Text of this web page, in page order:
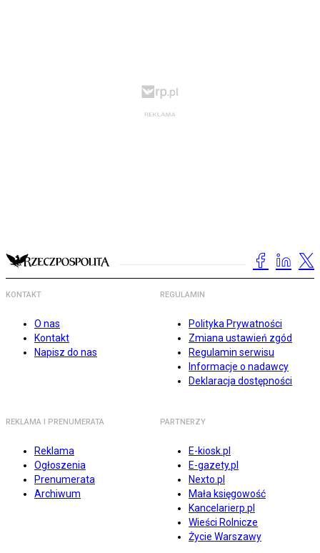
KONTAKT
O nas
Kontakt
Napisz do nas
REGULAMIN
Polityka Prywatności
Zmiana ustawień zgód
Regulamin serwisu
Informacje o nadawcy
Deklaracja dostępności
REKLAMA I PRENUMERATA
Reklama
Ogłoszenia
Prenumerata
Archiwum
PARTNERZY
E-kiosk.pl
E-gazety.pl
Nexto.pl
Mała księgowość
Kancelarierp.pl
Wieści Rolnicze
Życie Warszawy